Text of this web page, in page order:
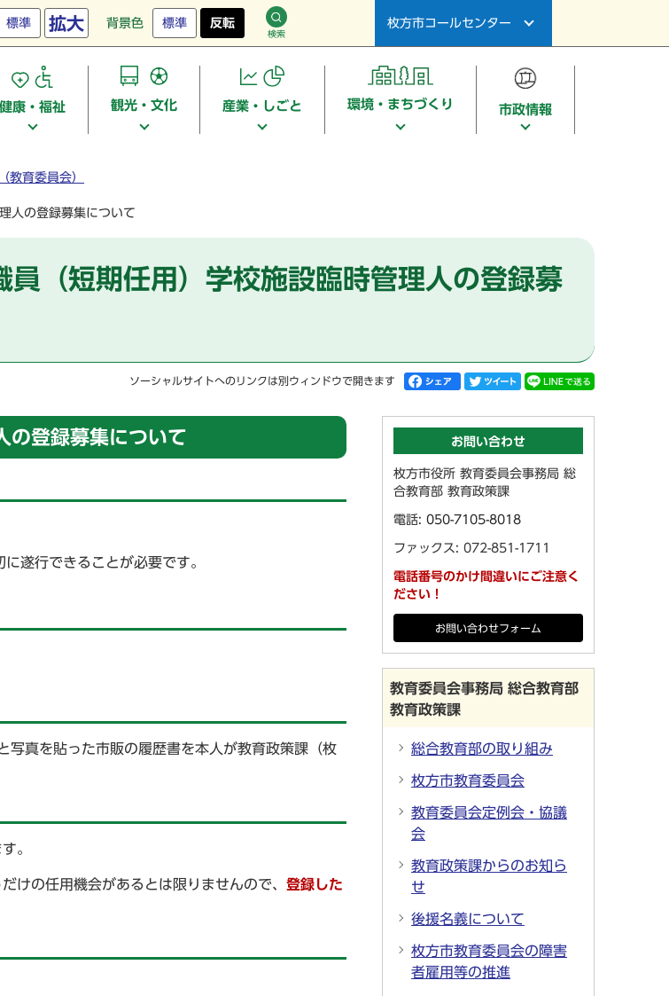
標準 拡大 背景色 標準 反転
検索
枚方市コールセンター
健康・福祉 観光・文化 産業・しごと 環境・まちづくり 市政情報
教育委員会）
人の登録募集について
員（短期任用）学校施設臨時管理人の登録募
ソーシャルサイトへのリンクは別ウィンドウで開きます
の登録募集について
遂行できることが必要です。
写真を貼った市販の履歴書を本人が教育政策課（枚
。
けの任用機会があるとは限りませんので、 登録した
お問い合わせ
枚方市役所 教育委員会事務局 総
合教育部 教育政策課
電話: 050-7105-8018
ファックス: 072-851-1711
電話番号のかけ間違いにご注意く
ださい！
お問い合わせフォーム
教育委員会事務局 総合教育部
教育政策課
総合教育部の取り組み
枚方市教育委員会
教育委員会定例会・協議
会
教育政策課からのお知ら
せ
後援名義について
枚方市教育委員会の障害
者雇用等の推進